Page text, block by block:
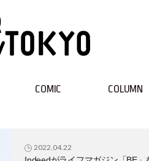
COMIC COLUMN
2022.04.22